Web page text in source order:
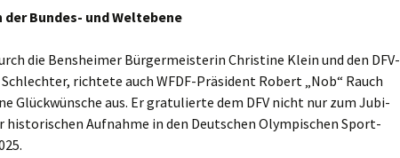
Bun­des- und Weltebene
die Bens­hei­mer Bür­ger­meis­te­rin Chris­ti­ne Klein und den DFV-
rich­te­te auch WFDF-Prä­si­dent Robert „Nob“ Rauch
Glück­wün­sche aus. Er gra­tu­lier­te dem DFV nicht nur zum Jubi­
his­to­ri­schen Auf­nah­me in den Deut­schen Olym­pi­schen Sport­